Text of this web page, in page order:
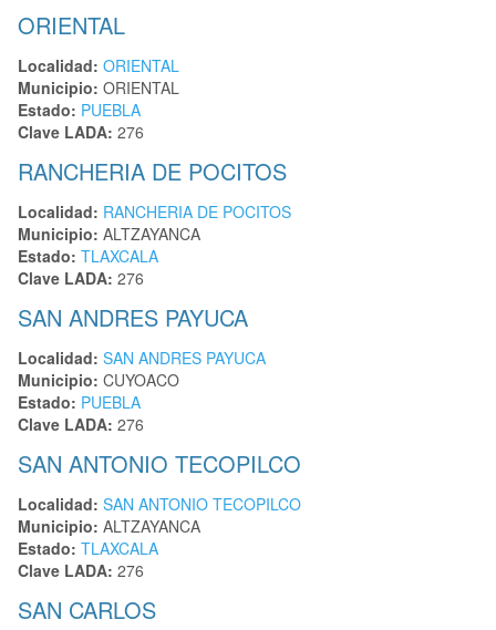
ORIENTAL
Localidad: ORIENTAL
Municipio: ORIENTAL
Estado: PUEBLA
Clave LADA: 276
RANCHERIA DE POCITOS
Localidad: RANCHERIA DE POCITOS
Municipio: ALTZAYANCA
Estado: TLAXCALA
Clave LADA: 276
SAN ANDRES PAYUCA
Localidad: SAN ANDRES PAYUCA
Municipio: CUYOACO
Estado: PUEBLA
Clave LADA: 276
SAN ANTONIO TECOPILCO
Localidad: SAN ANTONIO TECOPILCO
Municipio: ALTZAYANCA
Estado: TLAXCALA
Clave LADA: 276
SAN CARLOS